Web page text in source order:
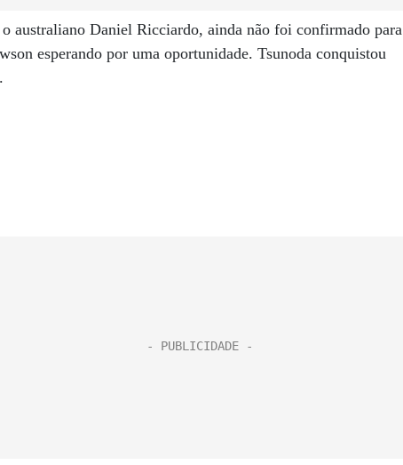
australiano Daniel Ricciardo, ainda não foi confirmado para
esperando por uma oportunidade. Tsunoda conquistou